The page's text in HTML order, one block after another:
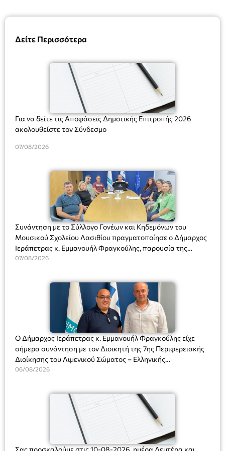
Δείτε Περισσότερα
Για να δείτε τις Αποφάσεις Δημοτικής Επιτροπής 2026
ακολουθείστε τον Σύνδεσμο
07/08/2026
Συνάντηση με το Σύλλογο Γονέων και Κηδεμόνων του
Μουσικού Σχολείου Λασιθίου πραγματοποίησε ο Δήμαρχος
Ιεράπετρας κ. Εμμανουήλ Φραγκούλης, παρουσία της
Διευθύντριας του σχολείου κας Μαριάννας Χαΐτα.
07/08/2026
Ο Δήμαρχος Ιεράπετρας κ. Εμμανουήλ Φραγκούλης είχε
σήμερα συνάντηση με τον Διοικητή της 7ης Περιφερειακής
Διοίκησης του Λιμενικού Σώματος – Ελληνικής
Ακτοφυλακής (Λ.Σ.-ΕΛ.ΑΚΤ.), Αρχιπλοίαρχο Λ.Σ. κ. Ιωάννη
06/08/2026
Σας προσκαλούμε στις 10-08-2026, ημέρα Δευτέρα και